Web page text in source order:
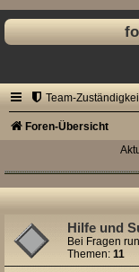
Team-
Foren-Übersicht
Hilfe und
Bei Fragen
Themen: 11